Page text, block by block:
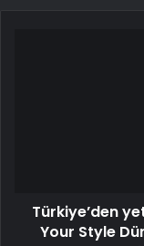
Türkiye’den
Your Style